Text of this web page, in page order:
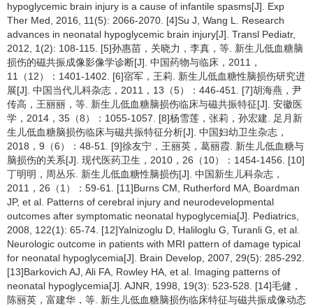
hypoglycemic brain injury is a cause of infantile spasms[J]. Exp
Ther Med, 2016, 11(5): 2066-2070. [4]Su J, Wang L. Research
advances in neonatal hypoglycemic brain injury[J]. Transl Pediatr,
2012, 1(2): 108-115. [5]孙惠苗，关晓力，李真，等. 新生儿低血糖脑
损伤的磁共振成像影像学诊断[J]. 中国药物与临床，2011，
11（12）：1401-1402. [6]宿军，王莉. 新生儿低血糖性脑损伤研究进
展[J]. 中国当代儿科杂志，2011，13（5）：446-451. [7]胡海燕，尹
传高，王丽丽，等. 新生儿低血糖脑损伤临床与磁共振特征[J]. 安徽医
学，2014，35（8）：1055-1057. [8]杨雪莲，张莉，孙宏建. 足月新
生儿低血糖脑损伤临床与磁共振特征分析[J]. 中国妇幼卫生杂志，
2018，9（6）：48-51. [9]徐友宁，王丽英，葛丽霞. 新生儿低血糖与
脑损伤的关系[J]. 现代医药卫生，2010，26（10）：1454-1456. [10]
丁明明，周丛乐. 新生儿低血糖性脑损伤[J]. 中国新生儿科杂志，
2011，26（1）：59-61. [11]Burns CM, Rutherford MA, Boardman
JP, et al. Patterns of cerebral injury and neurodevelopmental
outcomes after symptomatic neonatal hypoglycemia[J]. Pediatrics,
2008, 122(1): 65-74. [12]Yalnizoglu D, Haliloglu G, Turanli G, et al.
Neurologic outcome in patients with MRI pattern of damage typical
for neonatal hypoglycemia[J]. Brain Develop, 2007, 29(5): 285-292.
[13]Barkovich AJ, Ali FA, Rowley HA, et al. Imaging patterns of
neonatal hypoglycemia[J]. AJNR, 1998, 19(3): 523-528. [14]毛健，
陈丽英，富建华，等. 新生儿低血糖脑损伤临床特征与磁共振成像动态